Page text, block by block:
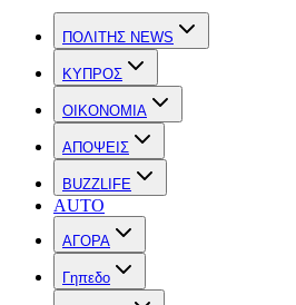
ΠΟΛΙΤΗΣ NEWS
ΚΥΠΡΟΣ
OIKONOMIA
ΑΠΟΨΕΙΣ
BUZZLIFE
AUTO
ΑΓΟΡΑ
Γηπεδο